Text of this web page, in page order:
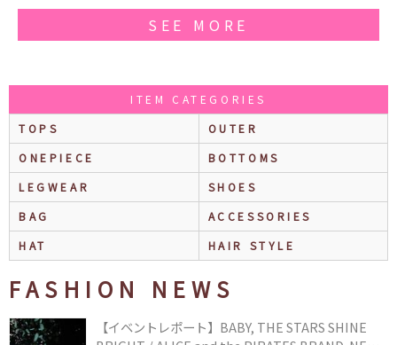
SEE MORE
ITEM CATEGORIES
TOPS
OUTER
ONEPIECE
BOTTOMS
LEGWEAR
SHOES
BAG
ACCESSORIES
HAT
HAIR STYLE
FASHION NEWS
【イベントレポート】BABY, THE STARS SHINE